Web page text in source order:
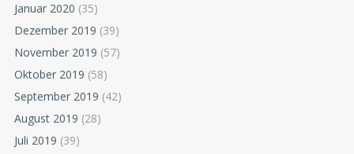
Januar 2020 (35)
Dezember 2019 (39)
November 2019 (57)
Oktober 2019 (58)
September 2019 (42)
August 2019 (28)
Juli 2019 (39)